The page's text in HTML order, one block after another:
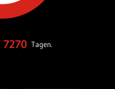
7270 Tagen.